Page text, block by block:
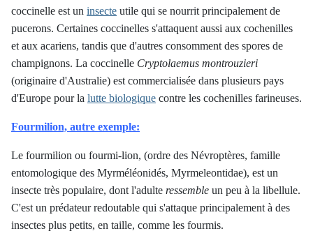
coccinelle est un insecte utile qui se nourrit principalement de
pucerons. Certaines coccinelles s'attaquent aussi aux cochenilles
et aux acariens, tandis que d'autres consomment des spores de
champignons. La coccinelle Cryptolaemus montrouzieri
(originaire d'Australie) est commercialisée dans plusieurs pays
d'Europe pour la lutte biologique contre les cochenilles farineuses.
Fourmilion, autre exemple:
Le fourmilion ou fourmi-lion, (ordre des Névroptères, famille
entomologique des Myrméléonidés, Myrmeleontidae), est un
insecte très populaire, dont l'adulte ressemble un peu à la libellule.
C'est un prédateur redoutable qui s'attaque principalement à des
insectes plus petits, en taille, comme les fourmis.